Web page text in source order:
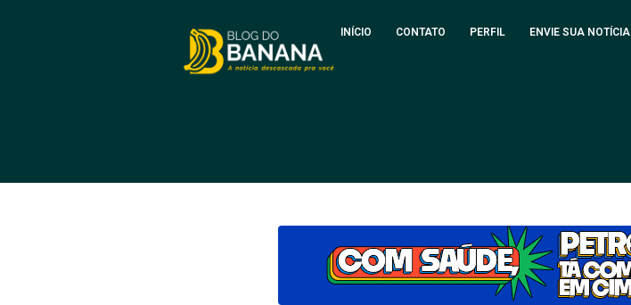
INÍCIO CONTATO PERFIL ENVIE SUA NOTÍCIA